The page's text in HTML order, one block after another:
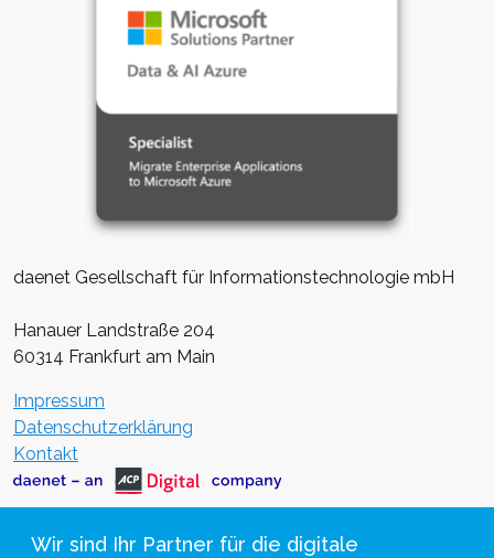
daenet Gesellschaft für Informationstechnologie mbH
Hanauer Landstraße 204
60314 Frankfurt am Main
Impressum
Datenschutzerklärung
Kontakt
Wir sind Ihr Partner für die digitale